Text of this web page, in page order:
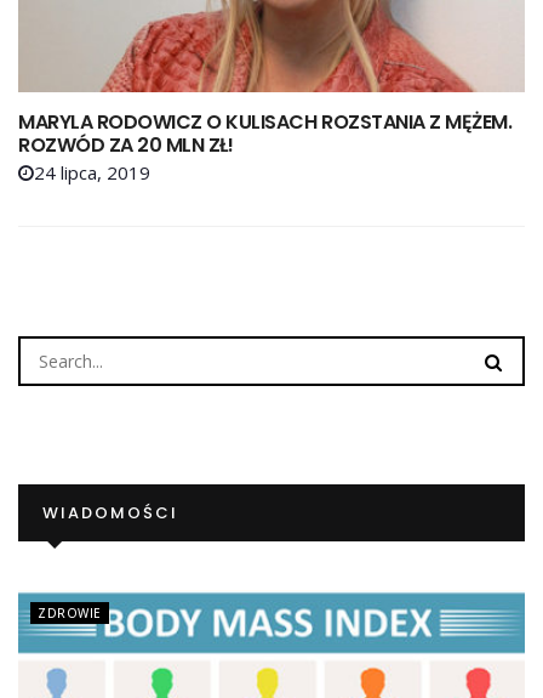
MARYLA RODOWICZ O KULISACH ROZSTANIA Z MĘŻEM.
ROZWÓD ZA 20 MLN ZŁ!
24 lipca, 2019
WIADOMOŚCI
ZDROWIE